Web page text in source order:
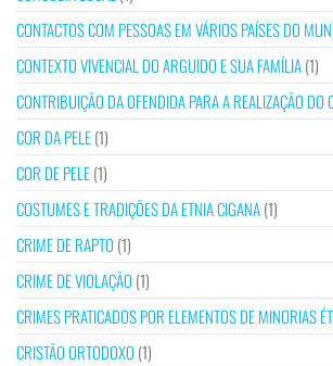
CONTACTOS COM PESSOAS EM VÁRIOS PAÍSES DO
CONTEXTO VIVENCIAL DO ARGUIDO E SUA FAMÍLIA(1)
CONTRIBUIÇÃO DA OFENDIDA PARA A REALIZAÇÃO DO
COR DA PELE(1)
COR DE PELE(1)
COSTUMES E TRADIÇÕES DA ETNIA CIGANA(1)
CRIME DE RAPTO (1)
CRIME DE VIOLAÇÃO (1)
CRIMES PRATICADOS POR ELEMENTOS DE MINORIAS
CRISTÃO ORTODOXO (1)